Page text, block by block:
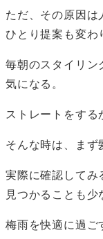
ただ、その原因は
ひとり提案も変わ
毎朝のスタイリン
気になる。
ストレートをする
そんな時は、まず
実際に確認してみ
見つかることも少
梅雨を快適に過ご